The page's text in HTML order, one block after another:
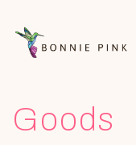
Goods